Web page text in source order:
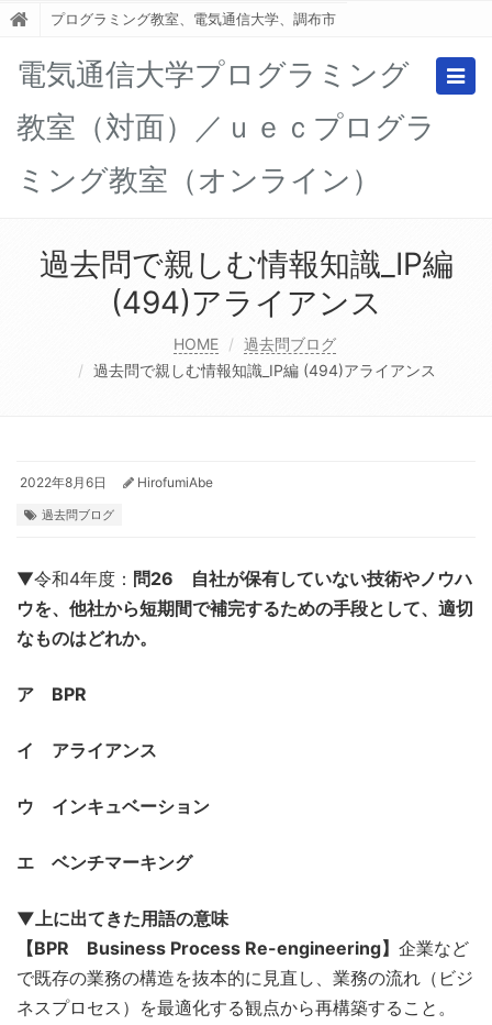
プログラミング教室、電気通信大学、調布市
電気通信大学プログラミング
教室（対面）／ｕｅｃプログラ
ミング教室（オンライン）
過去問で親しむ情報知識_IP編
(494)アライアンス
HOME
過去問ブログ
過去問で親しむ情報知識_IP編 (494)アライアンス
2022年8月6日 HirofumiAbe
過去問ブログ
▼令和4年度： 問26 自社が保有していない技術やノウハ
ウを、他社から短期間で補完するための手段として、適切
なものはどれか。
ア BPR
イ アライアンス
ウ インキュベーション
エ ベンチマーキング
▼上に出てきた用語の意味
【BPR Business Process Re-engineering】 企業など
で既存の業務の構造を抜本的に見直し、業務の流れ（ビジ
ネスプロセス）を最適化する観点から再構築すること。